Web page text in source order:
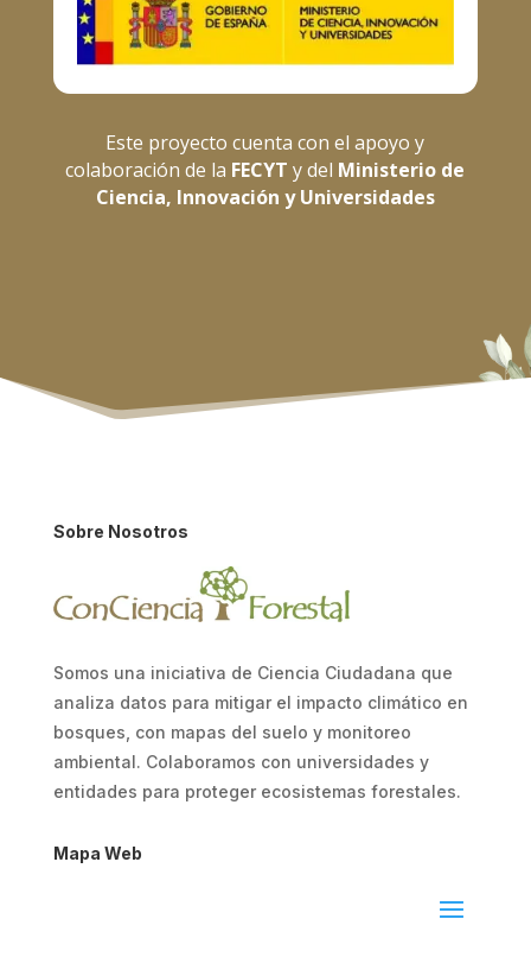
Este proyecto cuenta con el apoyo y
colaboración de la FECYT y del Ministerio de
Ciencia, Innovación y Universidades
Sobre Nosotros
Somos una iniciativa de Ciencia Ciudadana que
analiza datos para mitigar el impacto climático en
bosques, con mapas del suelo y monitoreo
ambiental. Colaboramos con universidades y
entidades para proteger ecosistemas forestales.
Mapa Web